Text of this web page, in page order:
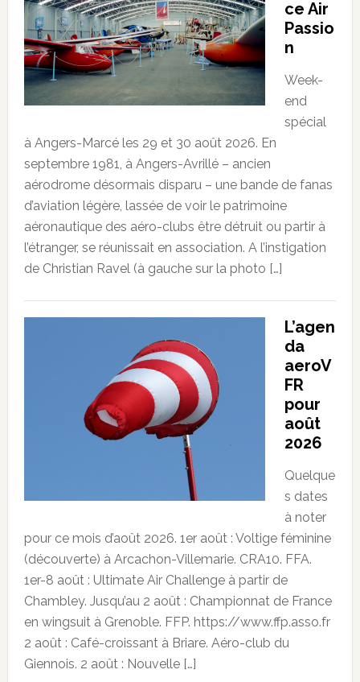
ce Air
Passio
n
Week-
end
spécial
à Angers-Marcé les 29 et 30 août 2026. En
septembre 1981, à Angers-Avrillé – ancien
aérodrome désormais disparu – une bande de fanas
d’aviation légère, lassée de voir le patrimoine
aéronautique des aéro-clubs être détruit ou partir à
l’étranger, se réunissait en association. A l’instigation
de Christian Ravel (à gauche sur la photo […]
L’agen
da
aeroV
FR
pour
août
2026
Quelque
s dates
à noter
pour ce mois d’août 2026. 1er août : Voltige féminine
(découverte) à Arcachon-Villemarie. CRA10. FFA.
1er-8 août : Ultimate Air Challenge à partir de
Chambley. Jusqu’au 2 août : Championnat de France
en wingsuit à Grenoble. FFP. https://www.ffp.asso.fr
2 août : Café-croissant à Briare. Aéro-club du
Giennois. 2 août : Nouvelle […]